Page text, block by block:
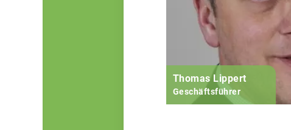
Thomas Lippert
Geschäftsführer